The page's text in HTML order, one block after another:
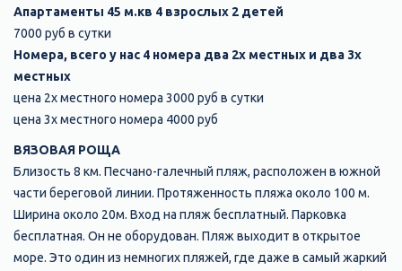
Апартаменты 45 м.кв 4 взрослых 2 детей
7000 руб в сутки
Номера, всего у нас 4 номера два 2х местных и два 3х
местных
цена 2х местного номера 3000 руб в сутки
цена 3х местного номера 4000 руб
ВЯЗОВАЯ РОЩА
Близость 8 км. Песчано-галечный пляж, расположен в южной
части береговой линии. Протяженность пляжа около 100 м.
Ширина около 20м. Вход на пляж бесплатный. Парковка
бесплатная. Он не оборудован. Пляж выходит в открытое
море. Это один из немногих пляжей, где даже в самый жаркий